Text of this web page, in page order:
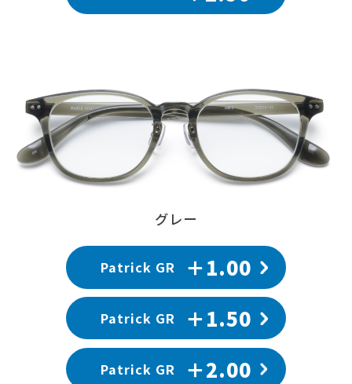
グレー
Patrick GR ＋1.00
Patrick GR ＋1.50
Patrick GR ＋2.00